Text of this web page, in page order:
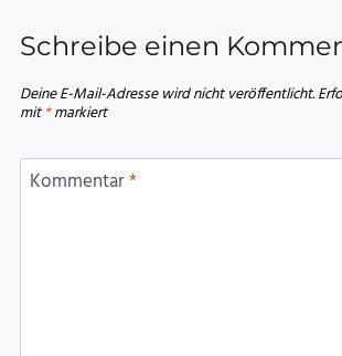
Schreibe einen
Deine E-Mail-Adresse wird nicht veröffentlicht.
mit*markiert
Kommentar*